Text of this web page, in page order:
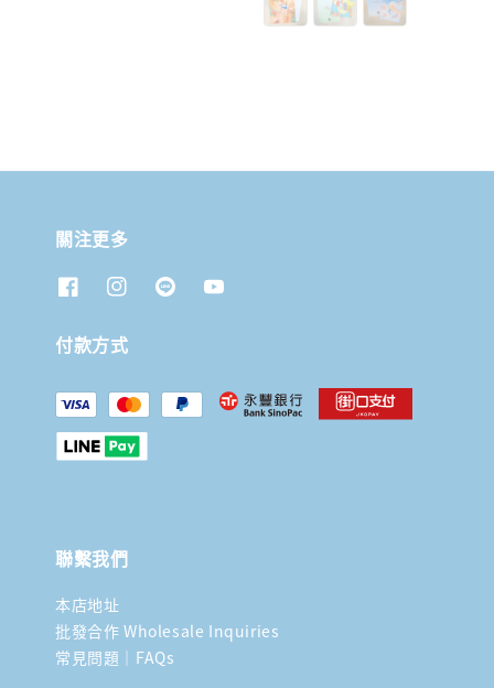
關注更多
付款方式
聯繫我們
本店地址
批發合作 Wholesale Inquiries
常見問題｜FAQs